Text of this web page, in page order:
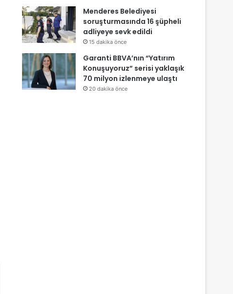
Menderes Belediyesi
soruşturmasında 16 şüpheli
adliyeye sevk edildi
15 dakika önce
Garanti BBVA’nın “Yatırım
Konuşuyoruz” serisi yaklaşık
70 milyon izlenmeye ulaştı
20 dakika önce